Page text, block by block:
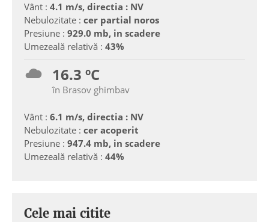
Vânt : 4.1 m/s, directia : NV
Nebulozitate : cer partial noros
Presiune : 929.0 mb, in scadere
Umezeală relativă : 43%
16.3 ºC
în Brasov ghimbav
Vânt : 6.1 m/s, directia : NV
Nebulozitate : cer acoperit
Presiune : 947.4 mb, in scadere
Umezeală relativă : 44%
Cele mai citite